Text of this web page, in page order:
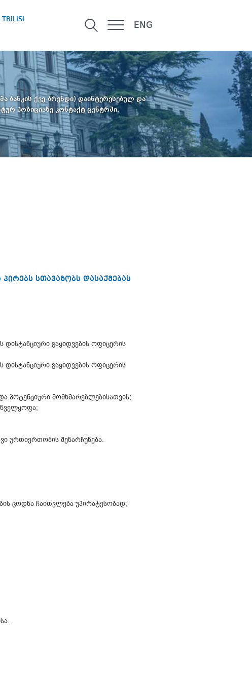
ENG
ბანკის ქვე-ბრენდი) დაინტერესებულ და
პოზიციაზე კონტაქტ ცენტრში.
სთავაზობს დასაქმებას
დისტანციური გაყიდვების ოფიცერის
დისტანციური გაყიდვების ოფიცერის
პოტენციური მომხმარებლებისათვის;
ურთიერთობის შენარჩუნება.
ცოდნა ჩაითვლება უპირატესობად;